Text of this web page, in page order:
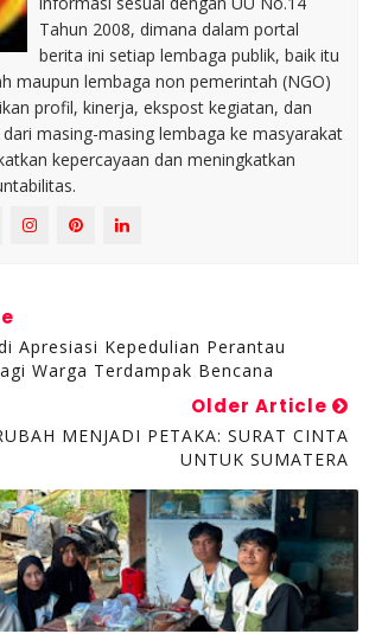
Tahun 2008, dimana dalam portal
berita ini setiap lembaga publik, baik itu
maupun lembaga non pemerintah (NGO)
profil, kinerja, ekspost kegiatan, dan
masing-masing lembaga ke masyarakat
kepercayaan dan meningkatkan
Apresiasi Kepedulian Perantau
Warga Terdampak Bencana
Older Article
MENJADI PETAKA: SURAT CINTA
UNTUK SUMATERA